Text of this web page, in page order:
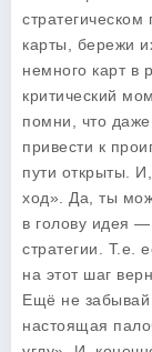
карты, бережи
немного карт в
критический
помни, что
привести к
пути открыты.
ход». Да, ты
в голову идея —
стратегии. Т.е.
на этот шаг
Ещё не забывай
настоящая